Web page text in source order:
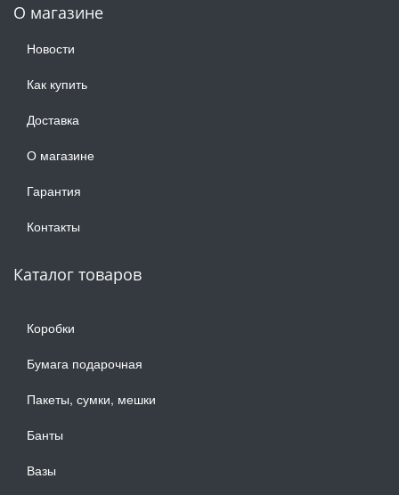
О магазине
Новости
Как купить
Доставка
О магазине
Гарантия
Контакты
Каталог товаров
Коробки
Бумага подарочная
Пакеты, сумки, мешки
Банты
Вазы